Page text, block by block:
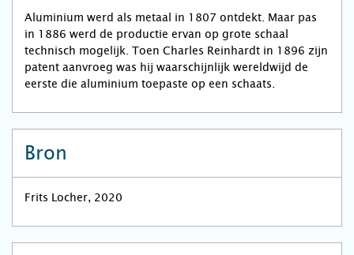
Aluminium werd als metaal in 1807 ontdekt. Maar pas
in 1886 werd de productie ervan op grote schaal
technisch mogelijk. Toen Charles Reinhardt in 1896 zijn
patent aanvroeg was hij waarschijnlijk wereldwijd de
eerste die aluminium toepaste op een schaats.
Bron
Frits Locher, 2020